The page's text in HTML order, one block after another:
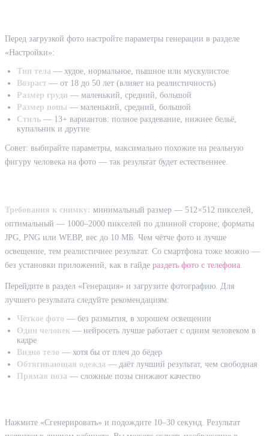
Перед загрузкой фото настройте параметры генерации в разделе
«Настройки»:
Тип тела — худое, нормальное, пышное или мускулистое
Возраст — от 18 до 50 лет (влияет на реалистичность)
Размер груди — маленький, средний, большой
Размер попы — маленький, средний, большой
Стиль — 13+ вариантов: полное раздевание, нижнее бельё,
купальник и другие
Совет: выбирайте параметры, максимально похожие на реальную
фигуру человека на фото — так результат будет естественнее.
Требования к снимку: минимальный размер — 512×512 пикселей,
оптимальный — 1000–2000 пикселей по длинной стороне; форматы
JPG, PNG или WEBP, вес до 10 МБ. Чем чётче фото и лучше
освещение, тем реалистичнее результат. Со смартфона тоже можно —
без установки приложений, как в гайде раздеть фото с телефона
Перейдите в раздел «Генерация» и загрузите фотографию. Для
лучшего результата следуйте рекомендациям:
Чёткое фото — без размытия, в хорошем освещении
Один человек — нейросеть лучше работает с одним человеком в
кадре
Видно тело — хотя бы от плеч до бёдер
Обтягивающая одежда — даёт лучший результат, чем свободная
Прямая поза — сложные позы снижают качество
Нажмите «Сгенерировать» и подождите 10–30 секунд. Результат